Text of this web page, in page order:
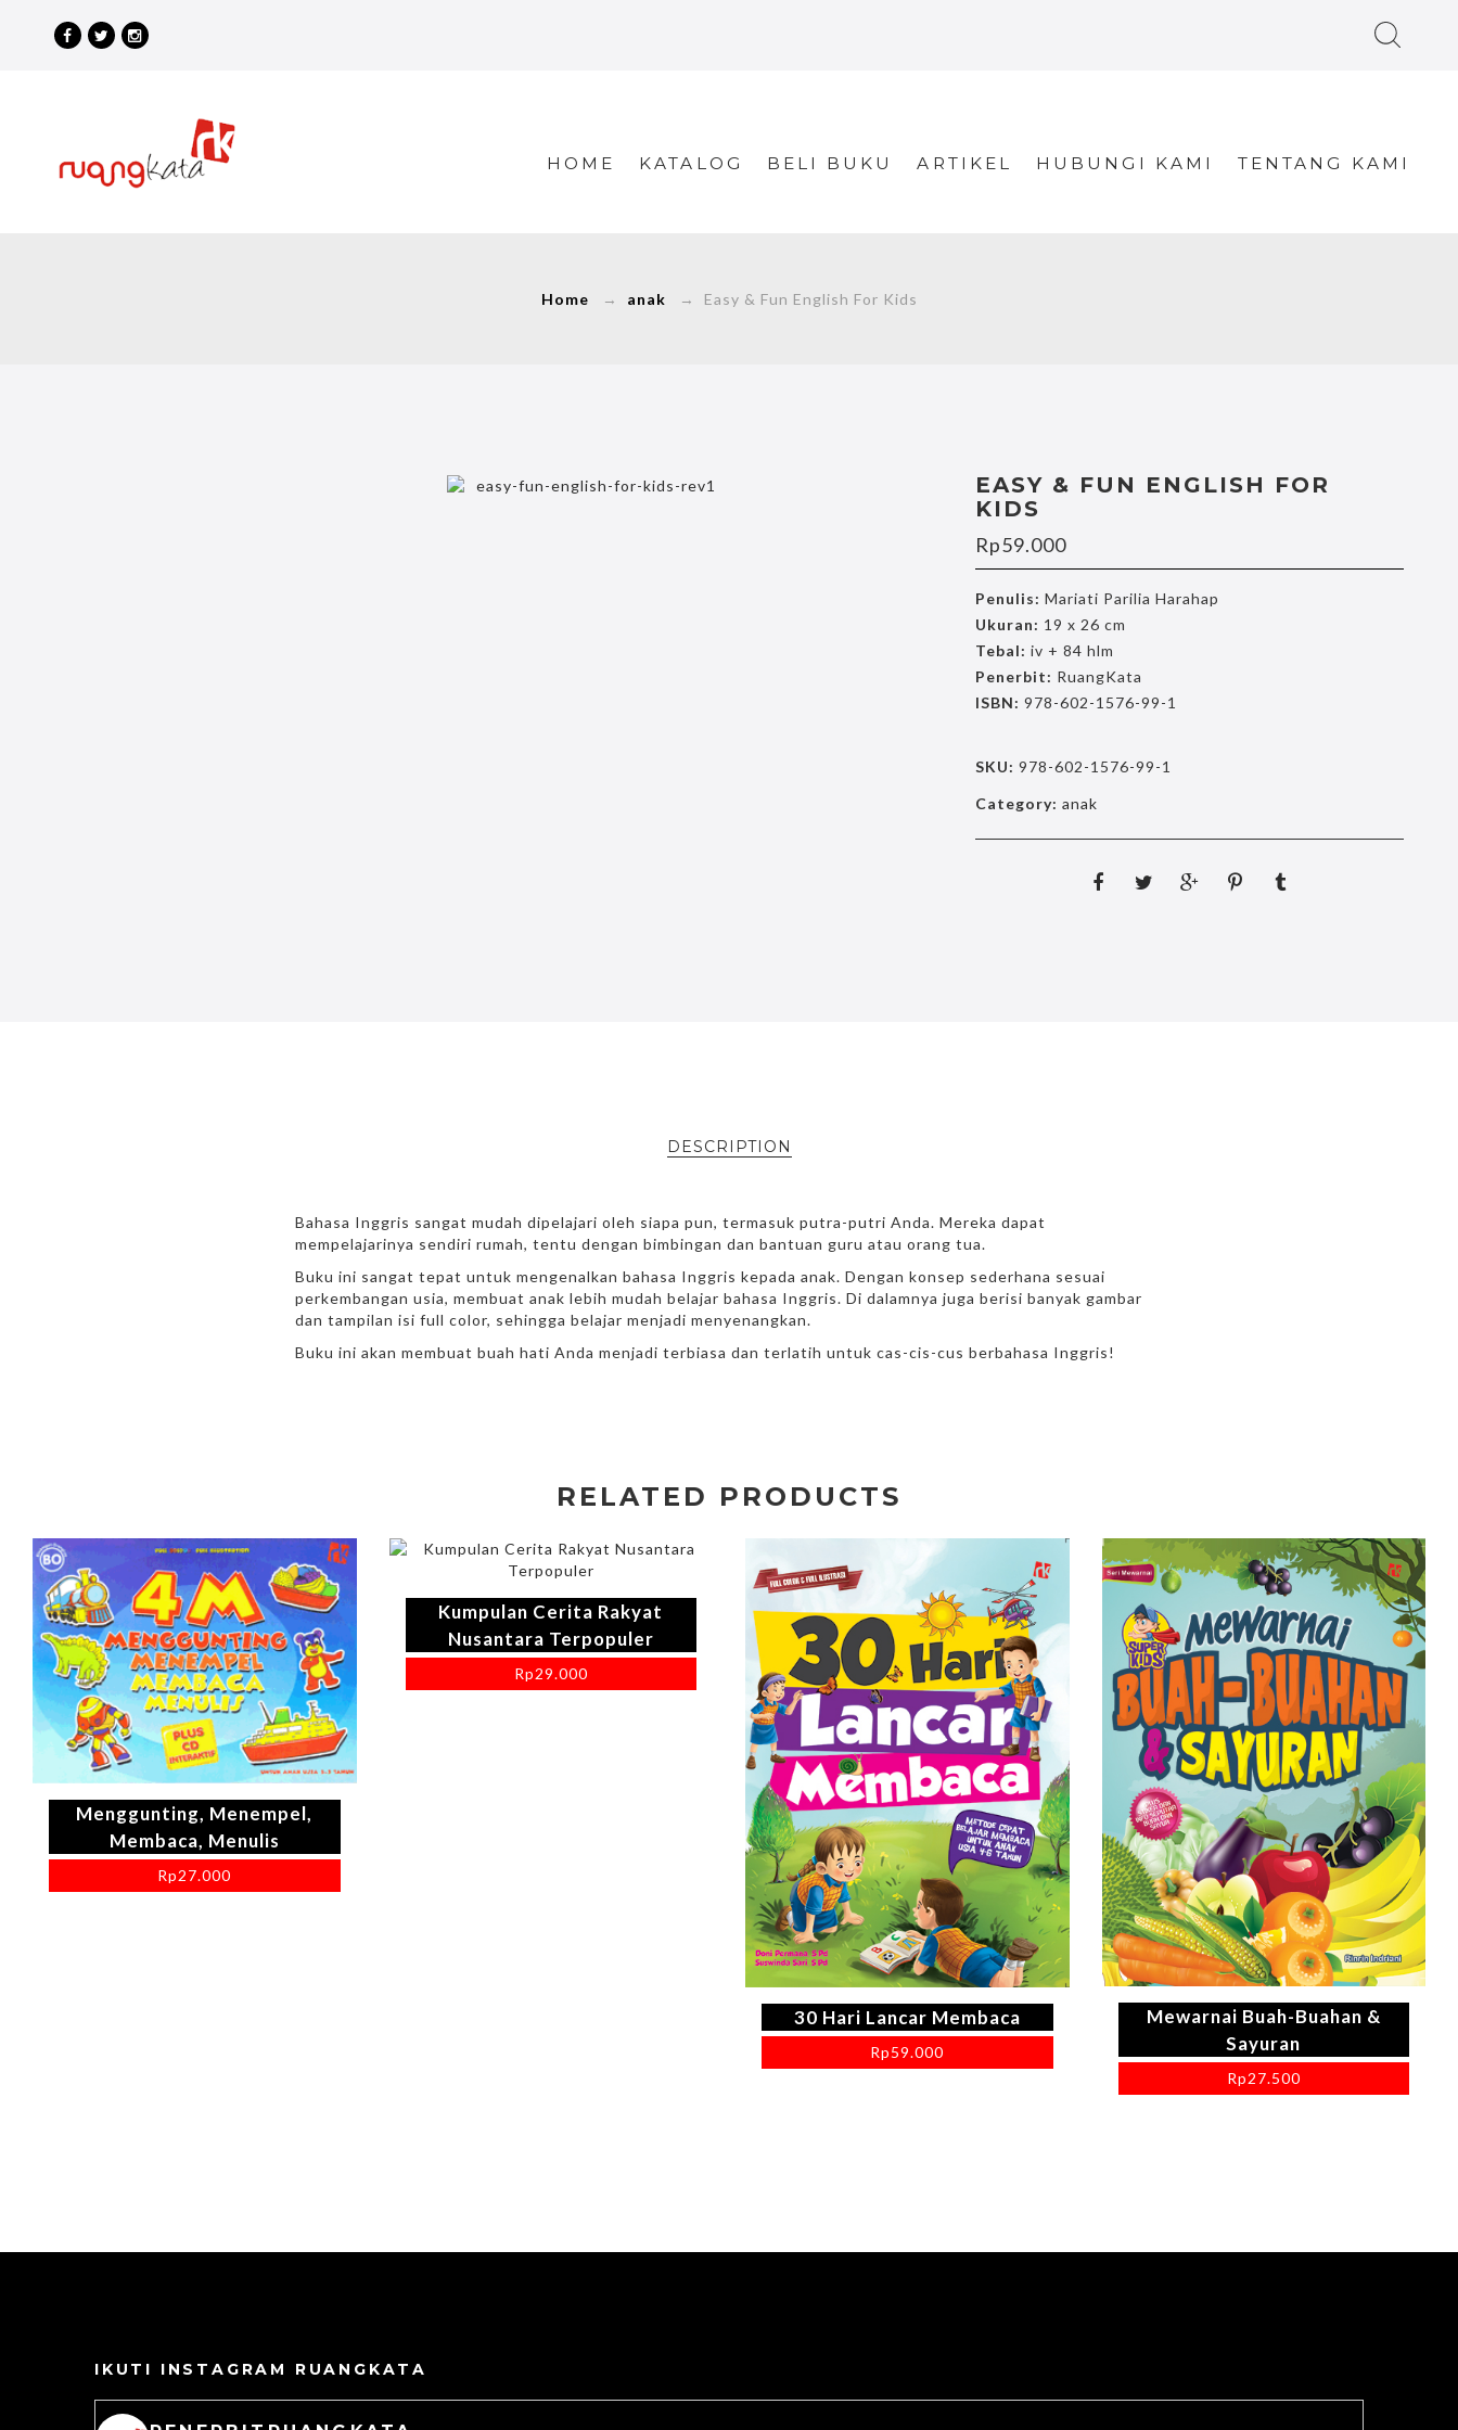
HOME KATALOG BELI BUKU ARTIKEL HUBUNGI KAMI TENTANG KAMI
Home → anak → Easy & Fun English For Kids
EASY & FUN ENGLISH FOR
KIDS
Rp59.000
Penulis: Mariati Parilia Harahap
Ukuran: 19 x 26 cm
Tebal: iv + 84 hlm
Penerbit: RuangKata
ISBN: 978-602-1576-99-1
SKU:978-602-1576-99-1
Category:anak
DESCRIPTION
Bahasa Inggris sangat mudah dipelajari oleh siapa pun, termasuk putra-putri Anda. Mereka dapat
mempelajarinya sendiri rumah, tentu dengan bimbingan dan bantuan guru atau orang tua.
Buku ini sangat tepat untuk mengenalkan bahasa Inggris kepada anak. Dengan konsep sederhana sesuai
perkembangan usia, membuat anak lebih mudah belajar bahasa Inggris. Di dalamnya juga berisi banyak gambar
dan tampilan isi full color, sehingga belajar menjadi menyenangkan.
Buku ini akan membuat buah hati Anda menjadi terbiasa dan terlatih untuk cas-cis-cus berbahasa Inggris!
RELATED PRODUCTS
Menggunting, Menempel,
Membaca, Menulis
Rp27.000
Kumpulan Cerita Rakyat
Nusantara Terpopuler
Rp29.000
30 Hari Lancar Membaca
Rp59.000
Mewarnai Buah-Buahan &
Sayuran
Rp27.500
IKUTI INSTAGRAM RUANGKATA